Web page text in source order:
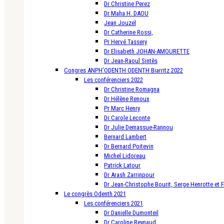
Dr Christine Perez
Dr Maha H. DAOU
Jean Jouzel
Dr Catherine Rossi,
Pr Hervé Tassery
Dr Elisabeth JOHAN-AMOURETTE
Dr Jean-Raoul Sintès
Congres ANPH’ODENTH ODENTH Biarritz 2022
Les conférenciers 2022
Dr Christine Romagna
Dr Hélène Renoux
Pr Marc Henry
Dr Carole Leconte
Dr Julie Demassue-Rannou
Bernard Lambert
Dr Bernard Poitevin
Michel Lidoreau
Patrick Latour
Dr Arash Zarrinpour
Dr Jean-Christophe Bourit, Serge Henrotte et
Le congrès Odenth 2021
Les conférenciers 2021
Dr Danielle Dumonteil
Dr Caroline Reynaud